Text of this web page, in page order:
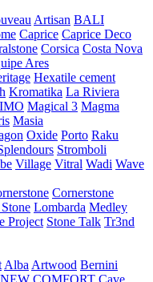
Artisan BALI
Caprice Caprice Deco
Corsica Costa Nova
Ares
Hexatile cement
Kromatika La Riviera
Magical 3 Magma
Masia
Oxide Porto Raku
Stromboli
Village Vitral Wadi Wave
Cornerstone
Lombarda Medley
Project Stone Talk Tr3nd
Alba Artwood Bernini